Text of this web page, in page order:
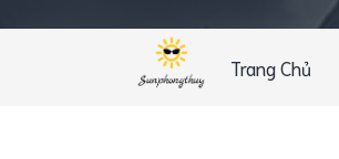
Trang Chủ